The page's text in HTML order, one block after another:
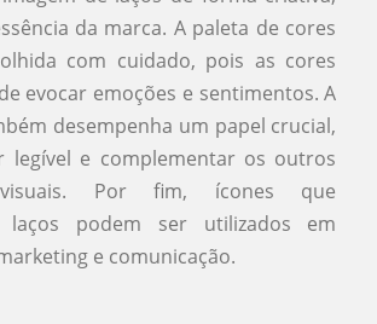
da marca. A paleta de cores
com cuidado, pois as cores
evocar emoções e sentimentos. A
desempenha um papel crucial,
legível e complementar os outros
visuais. Por fim, ícones que
laços podem ser utilizados em
e comunicação.